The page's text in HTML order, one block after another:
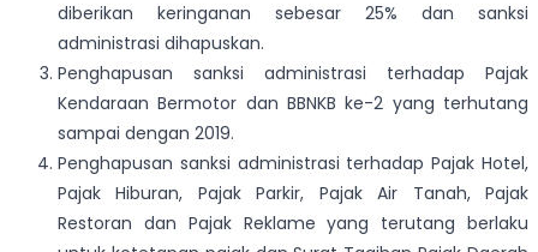
diberikan keringanan sebesar 25% dan sanksi
administrasi dihapuskan.
Penghapusan sanksi administrasi terhadap Pajak
Kendaraan Bermotor dan BBNKB ke-2 yang terhutang
sampai dengan 2019.
Penghapusan sanksi administrasi terhadap Pajak Hotel,
Pajak Hiburan, Pajak Parkir, Pajak Air Tanah, Pajak
Restoran dan Pajak Reklame yang terutang berlaku